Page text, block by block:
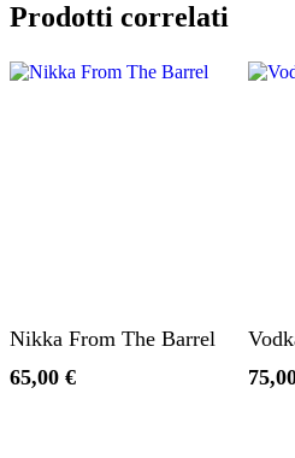
Prodotti correlati
Nikka From The Barrel
65,00 €